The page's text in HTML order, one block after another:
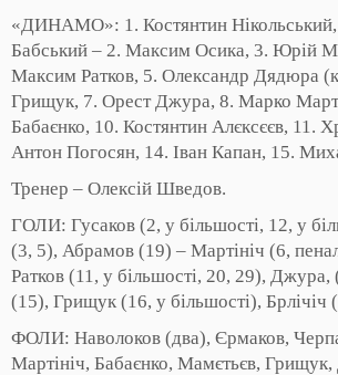
«ДИНАМО»: 1. Костянтин
Бабський – 2. Максим Осика, 3. Юрій
Максим Ратков, 5. Олександр Дядюра
Грищук, 7. Орест Джура, 8. Марко
Бабаєнко, 10. Костянтин Алєксєєв, 11.
Антон Погосян, 14. Іван Капан, 15.
Тренер – Олексій Шведов.
ГОЛИ: Гусаков (2, у більшості, 12, у
(3, 5), Абрамов (19) – Мартініч (6,
Ратков (11, у більшості, 20, 29),
(15), Грищук (16, у більшості), Брлічіч
ФОЛИ: Наволоков (два), Єрмаков,
Мартініч, Бабаєнко, Мамєтьєв,